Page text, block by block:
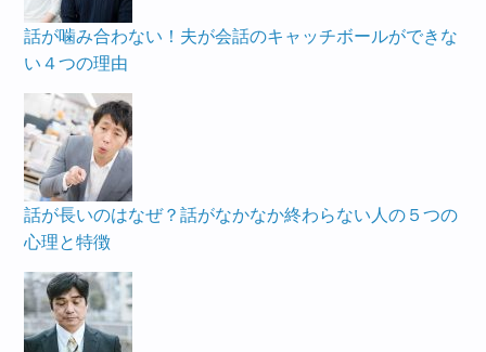
話が噛み合わない！夫が会話のキャッチボールができな
い４つの理由
話が長いのはなぜ？話がなかなか終わらない人の５つの
心理と特徴